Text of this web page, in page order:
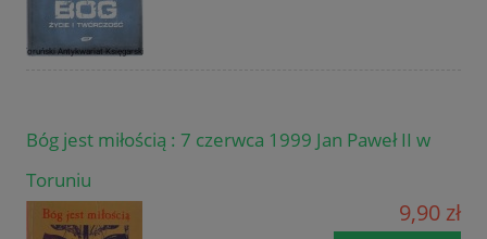
Bóg jest miłością : 7 czerwca 1999 Jan Paweł II w
Toruniu
9,90 zł